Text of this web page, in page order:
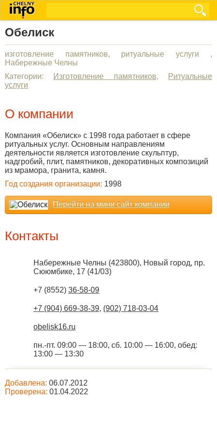
Обелиск
изготовление памятников, ритуальные услуги ,
Набережные Челны
Категории: Изготовление памятников,
Ритуальные
услуги
О компании
Компания «Обелиск» с 1998 года работает в сфере
ритуальных услуг. Основным направлениям
деятельности является изготовление скульптур,
надгробий, плит, памятников, декоративных композиций
из мрамора, гранита, камня.
Год создания организации: 1998
Перейти на мини сайт компании
Контакты
Набережные Челны (423800), Новый город, пр.
Сююмбике, 17 (41/03)
+7 (8552) 36-58-09
+7 (904) 669-38-39, (902) 718-03-04
obelisk16.ru
пн.-пт. 09:00 — 18:00, сб. 10:00 — 16:00, обед:
13:00 — 13:30
Добавлена: 06.07.2012
Проверена: 01.04.2022